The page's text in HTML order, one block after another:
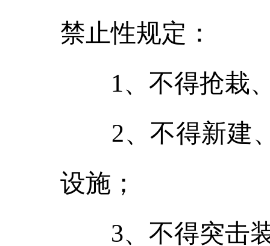
禁止性规定：
1、不得抢栽、
2、不得新建、
设施；
3、不得突击装